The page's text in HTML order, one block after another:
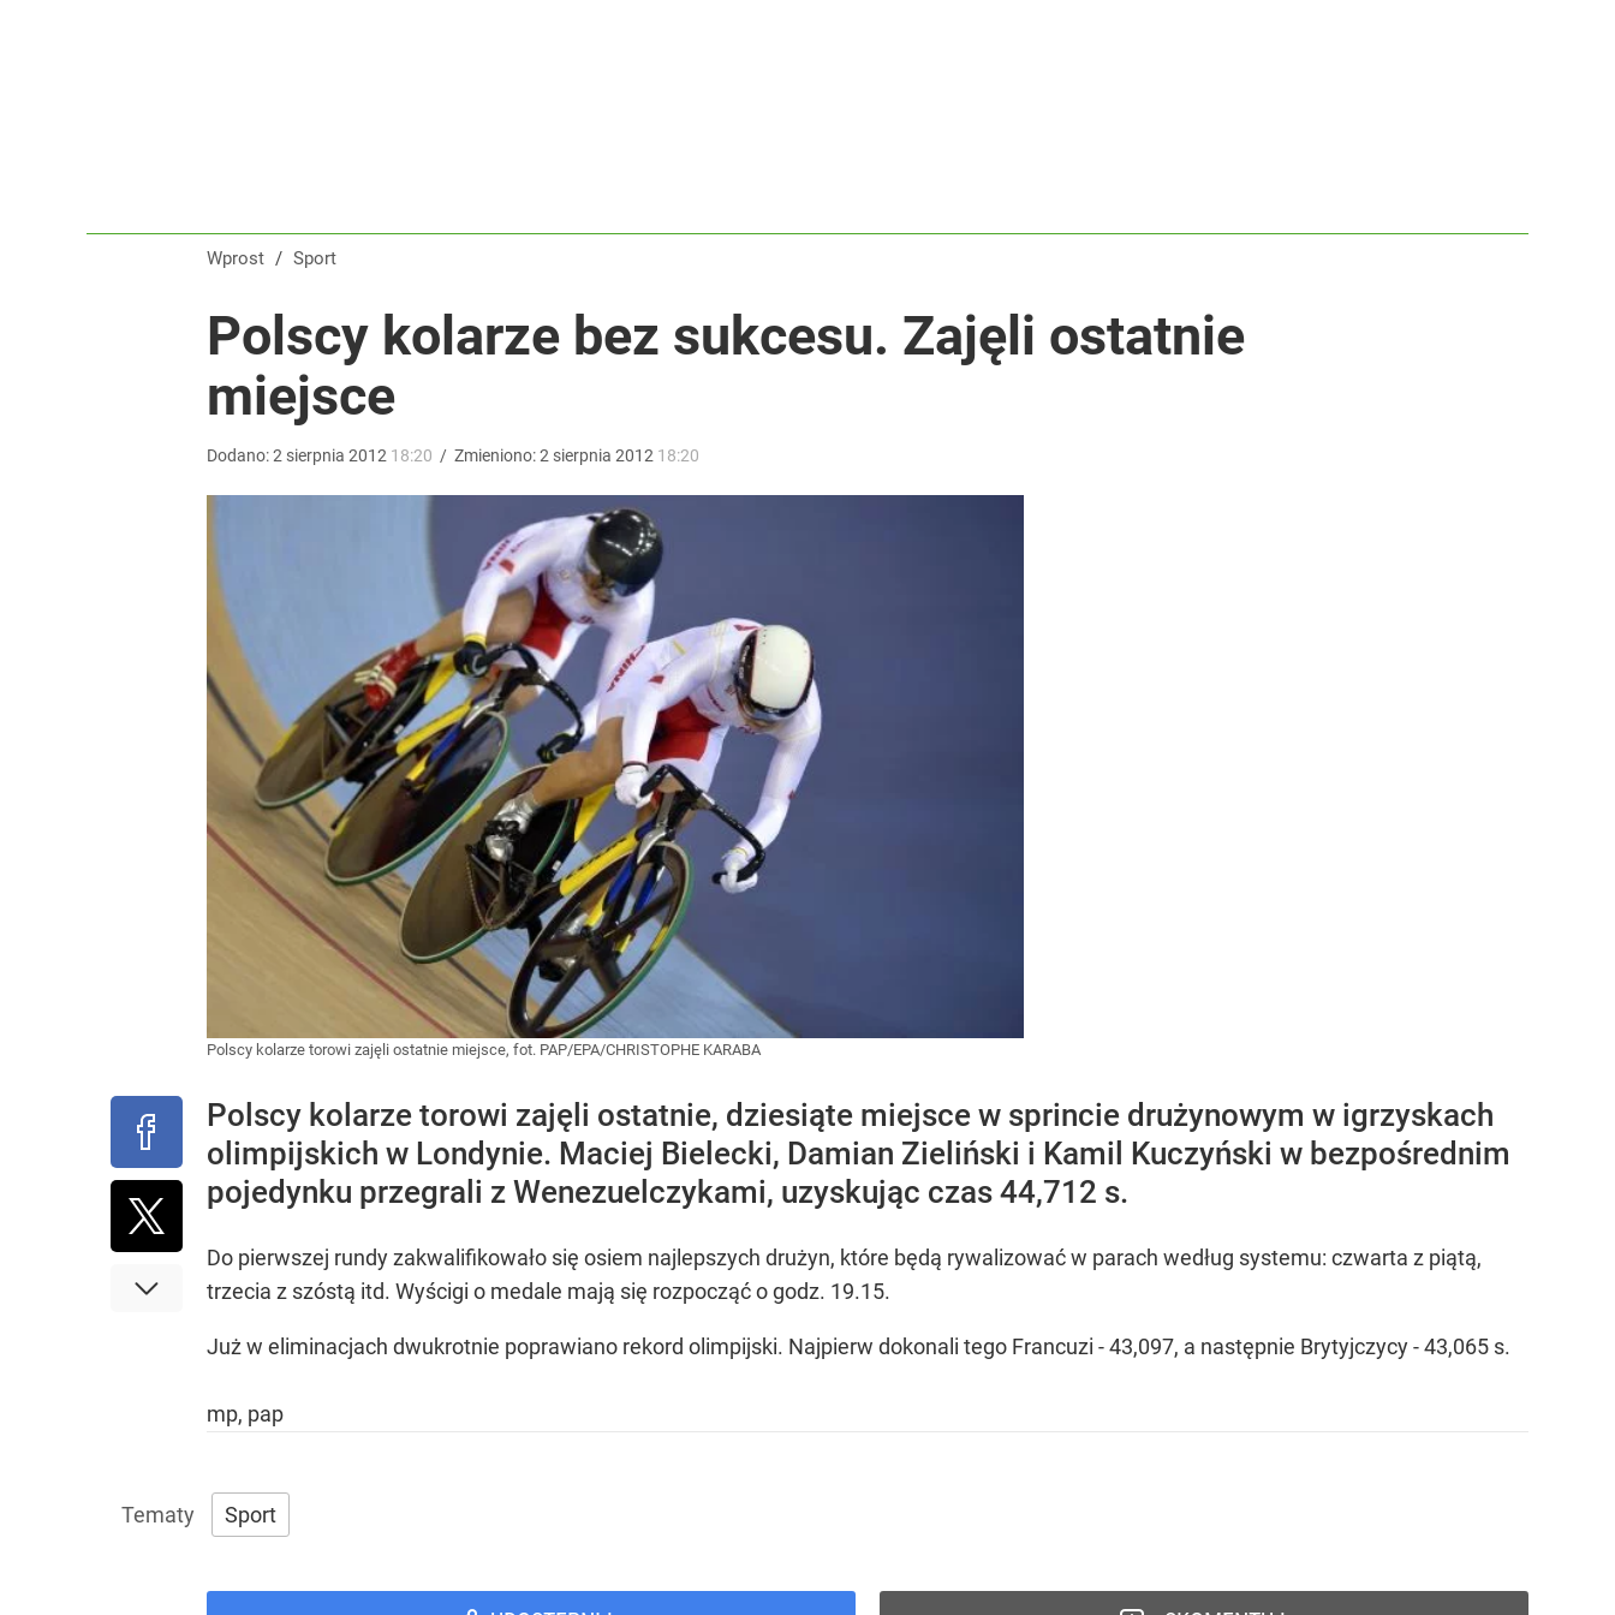
dodaj
Wprost / Sport
Polscy kolarze bez sukcesu. Zajęli ostatnie
miejsce
Dodano:2 sierpnia 2012 18:20 / Zmieniono:2 sierpnia 2012 18:20
Polscy kolarze torowi zajęli ostatnie miejsce, fot. PAP/EPA/CHRISTOPHE KARABA
Polscy kolarze torowi zajęli ostatnie, dziesiąte miejsce w sprincie drużynowym w igrzyskach
olimpijskich w Londynie. Maciej Bielecki, Damian Zieliński i Kamil Kuczyński w bezpośrednim
pojedynku przegrali z Wenezuelczykami, uzyskując czas 44,712 s.
Do pierwszej rundy zakwalifikowało się osiem najlepszych drużyn, które będą rywalizować w parach według systemu: czwarta z piątą,
trzecia z szóstą itd. Wyścigi o medale mają się rozpocząć o godz. 19.15.
Już w eliminacjach dwukrotnie poprawiano rekord olimpijski. Najpierw dokonali tego Francuzi - 43,097, a następnie Brytyjczycy - 43,065 s.
mp, pap
Sport